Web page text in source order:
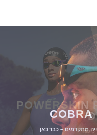
POWERSKIN
מתקדמים – כבר כאן